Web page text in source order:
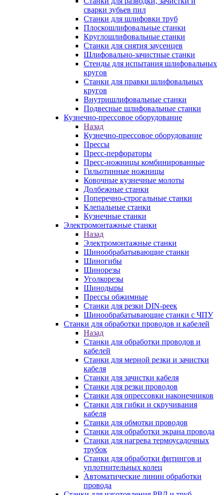
сварки зубьев пил
Станки для шлифовки труб
Плоскошлифовальные станки
Круглошлифовальные станки
Станки для снятия заусенцев
Шлифовально-зачистные станки
Стенды для испытания шлифовальных
кругов
Станки для правки шлифовальных
кругов
Внутришлифовальные станки
Подвесные шлифовальные станки
Кузнечно-прессовое оборудование
Назад
Кузнечно-прессовое оборудование
Прессы
Пресс-перфораторы
Пресс-ножницы комбинированные
Гильотинные ножницы
Ковочные кузнечные молоты
Долбежные станки
Поперечно-строгальные станки
Клепальные станки
Кузнечные станки
Электромонтажные станки
Назад
Электромонтажные станки
Шинообрабатывающие станки
Шиногибы
Шинорезы
Уголкорезы
Шинодыры
Прессы обжимные
Станки для резки DIN-реек
Шинообрабатывающие станки с ЧПУ
Станки для обработки проводов и кабелей
Назад
Станки для обработки проводов и
кабелей
Станки для мерной резки и зачистки
кабеля
Станки для зачистки кабеля
Станки для резки проводов
Станки для опрессовки наконечников
Станки для гибки и скручивания
кабеля
Станки для обмотки проводов
Станки для обработки экрана провода
Станки для нагрева термоусадочных
трубок
Станки для обработки фитингов и
уплотнительных колец
Автоматические линии обработки
провода